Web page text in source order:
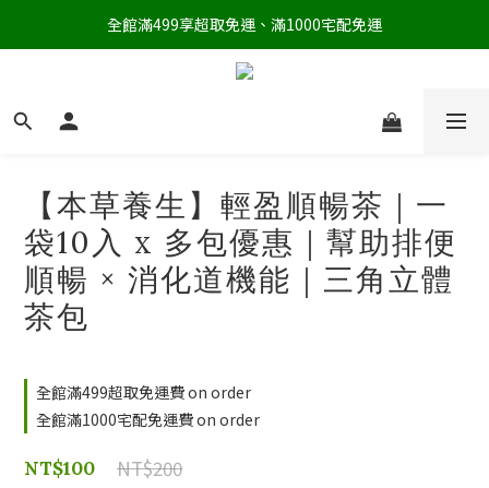
全館滿499享超取免運、滿1000宅配免運
【本草養生】輕盈順暢茶｜一
袋10入 x 多包優惠｜幫助排便
順暢 × 消化道機能｜三角立體
茶包
全館滿499超取免運費 on order
全館滿1000宅配免運費 on order
NT$200
NT$100